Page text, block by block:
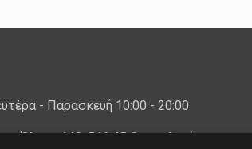
- Παρασκευή 10:00 - 20:00
Όλγας 148, 546 45 Θεσσαλονίκη